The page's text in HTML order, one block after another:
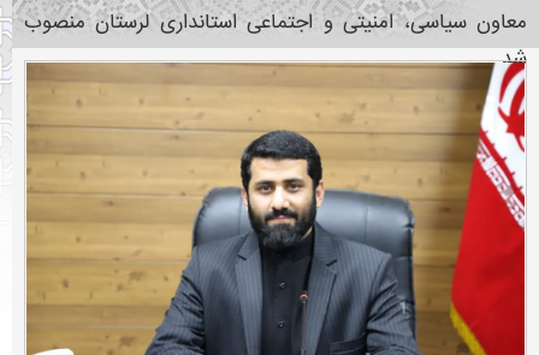
معاون سیاسی، امنیتی و اجتماعی استانداری لرستان منصوب
شد